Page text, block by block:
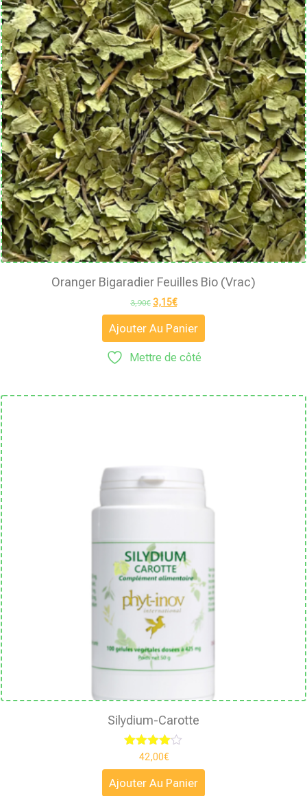
Oranger Bigaradier Feuilles Bio (vrac)
3,90€ 3,15€
Ajouter Au Panier
Mettre de côté
Silydium-Carotte
Note
sur 5
42,00€
Ajouter Au Panier